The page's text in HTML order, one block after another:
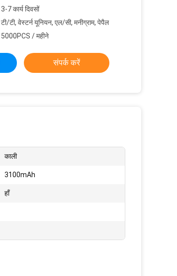
3-7 कार्य दिवसों
टी/टी, वेस्टर्न यूनियन, एल/सी, मनीग्राम, पेपैल
5000PCS / महीने
संपर्क करें
काली
3100mAh
हाँ